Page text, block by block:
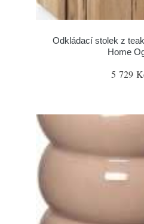
Odkládací stolek z
Home
5 729